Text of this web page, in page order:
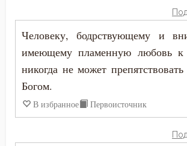
Смерть
Смерть душевная
Смех
Человеку, бодрствующему и
имеющему пламенную любовь к
никогда не может препятствовать
Богом.
В избранное Первоисточник